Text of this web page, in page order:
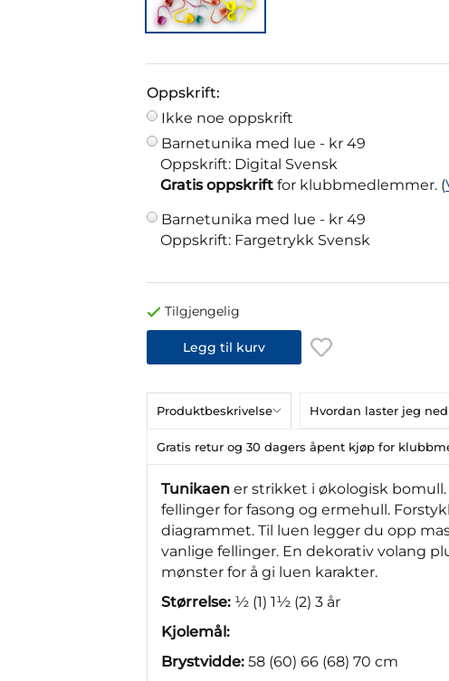
Oppskrift:
Ikke noe oppskrift
Barnetunika med lue - kr 49
Oppskrift: Digital Svensk
Gratis oppskrift for klubbmedlemmer. (
Barnetunika med lue - kr 49
Oppskrift: Fargetrykk Svensk
Tilgjengelig
Legg til kurv
Produktbeskrivelse Hvordan laster jeg
Gratis retur og 30 dagers åpent kjøp for
Tunikaen er strikket i økologisk
fellinger for fasong og ermehull.
diagrammet. Til luen legger du opp
vanlige fellinger. En dekorativ volang
mønster for å gi luen karakter.
Størrelse: ½ (1) 1½ (2) 3 år
Kjolemål:
Brystvidde: 58 (60) 66 (68) 70 cm